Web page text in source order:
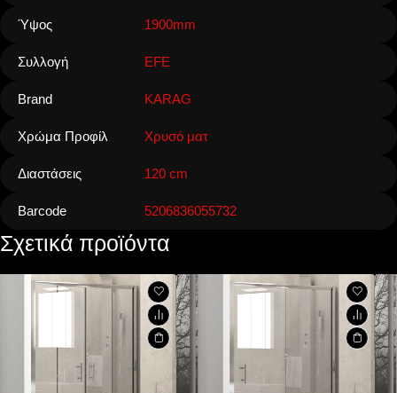
Ύψος 1900mm
Συλλογή EFE
Brand KARAG
Χρώμα Προφίλ Χρυσό ματ
Διαστάσεις 120 cm
Barcode 5206836055732
Σχετικά προϊόντα